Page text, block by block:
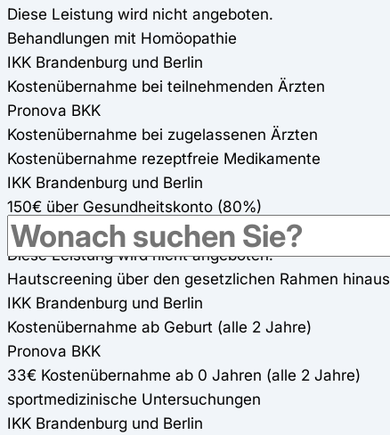
Diese Leistung wird nicht angeboten.
Behandlungen mit Homöopathie
IKK Brandenburg und Berlin
Kostenübernahme bei teilnehmenden Ärzten
Pronova BKK
Kostenübernahme bei zugelassenen Ärzten
Kostenübernahme rezeptfreie Medikamente
IKK Brandenburg und Berlin
150€ über Gesundheitskonto (80%)
Pronova BKK
Diese Leistung wird nicht angeboten.
Hautscreening über den gesetzlichen Rahmen hinaus
IKK Brandenburg und Berlin
Kostenübernahme ab Geburt (alle 2 Jahre)
Pronova BKK
33€ Kostenübernahme ab 0 Jahren (alle 2 Jahre)
sportmedizinische Untersuchungen
IKK Brandenburg und Berlin